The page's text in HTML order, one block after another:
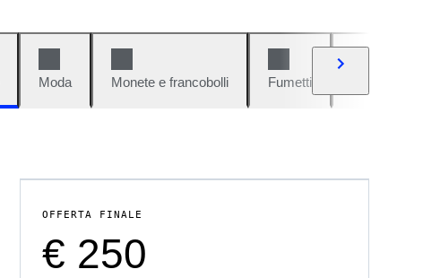
Moda Monete e francobolli Fumetti
OFFERTA FINALE
€ 250